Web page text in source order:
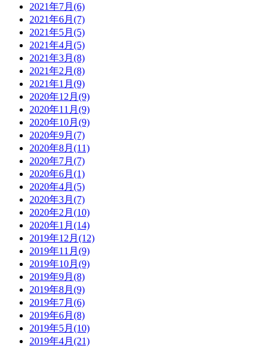
2021年7月(6)
2021年6月(7)
2021年5月(5)
2021年4月(5)
2021年3月(8)
2021年2月(8)
2021年1月(9)
2020年12月(9)
2020年11月(9)
2020年10月(9)
2020年9月(7)
2020年8月(11)
2020年7月(7)
2020年6月(1)
2020年4月(5)
2020年3月(7)
2020年2月(10)
2020年1月(14)
2019年12月(12)
2019年11月(9)
2019年10月(9)
2019年9月(8)
2019年8月(9)
2019年7月(6)
2019年6月(8)
2019年5月(10)
2019年4月(21)